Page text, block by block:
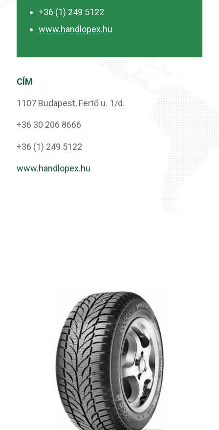
+36 (1) 249 5122
www.handlopex.hu
CÍM
1107 Budapest, Fertő u. 1/d.
+36 30 206 8666
+36 (1) 249 5122
www.handlopex.hu